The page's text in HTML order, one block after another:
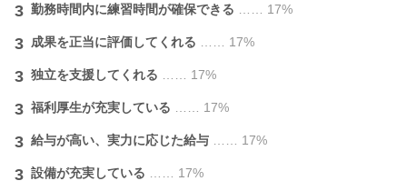
3 勤務時間内に練習時間が確保できる …… 17%
3 成果を正当に評価してくれる …… 17%
3 独立を支援してくれる …… 17%
3 福利厚生が充実している …… 17%
3 給与が⾼い、実力に応じた給与 …… 17%
3 設備が充実している …… 17%